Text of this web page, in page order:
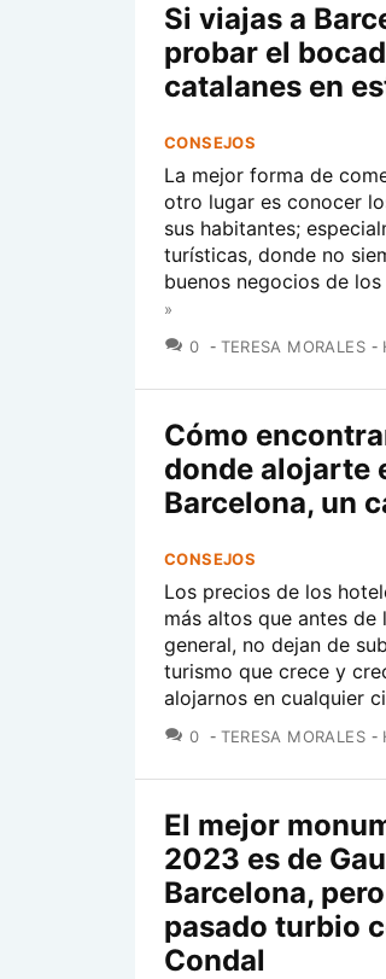
Si viajas a
probar el
catalanes en
CONSEJOS
La mejor forma de
otro lugar es conocer
sus habitantes;
turísticas, donde no
buenos negocios de
»
0 COMENTARIOS
TERESA MORALES
Cómo
donde alojarte
Barcelona, un
CONSEJOS
Los precios de los
más altos que antes de
general, no dejan de
turismo que crece y
alojarnos en cualquier
0 COMENTARIOS
TERESA MORALES
El mejor
2023 es de
Barcelona,
pasado turbio
Condal